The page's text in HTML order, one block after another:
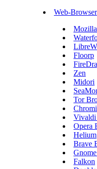
Web-Browser
Floorp
Zen
Midori
Tor
Vivaldi
Opera
Helium
Brave
Falkon